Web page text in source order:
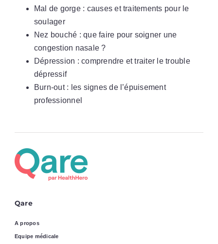
Mal de gorge : causes et traitements pour le
soulager
Nez bouché : que faire pour soigner une
congestion nasale ?
Dépression : comprendre et traiter le trouble
dépressif
Burn-out : les signes de l’épuisement
professionnel
Qare
A propos
Equipe médicale